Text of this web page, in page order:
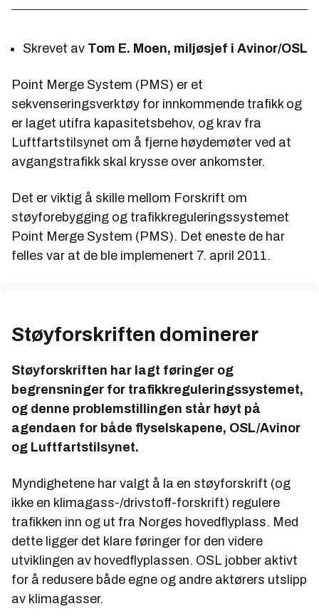
Skrevet av Tom E. Moen, miljøsjef i Avinor/OSL
Point Merge System (PMS) er et
sekvenseringsverktøy for innkommende trafikk og
er laget utifra kapasitetsbehov, og krav fra
Luftfartstilsynet om å fjerne høydemøter ved at
avgangstrafikk skal krysse over ankomster.
Det er viktig å skille mellom Forskrift om
støyforebygging og trafikkreguleringssystemet
Point Merge System (PMS). Det eneste de har
felles var at de ble implemenert 7. april 2011.
Støyforskriften dominerer
Støyforskriften har lagt føringer og
begrensninger for trafikkreguleringssystemet,
og denne problemstillingen står høyt på
agendaen for både flyselskapene, OSL/Avinor
og Luftfartstilsynet.
Myndighetene har valgt å la en støyforskrift (og
ikke en klimagass-/drivstoff-forskrift) regulere
trafikken inn og ut fra Norges hovedflyplass. Med
dette ligger det klare føringer for den videre
utviklingen av hovedflyplassen. OSL jobber aktivt
for å redusere både egne og andre aktørers utslipp
av klimagasser.